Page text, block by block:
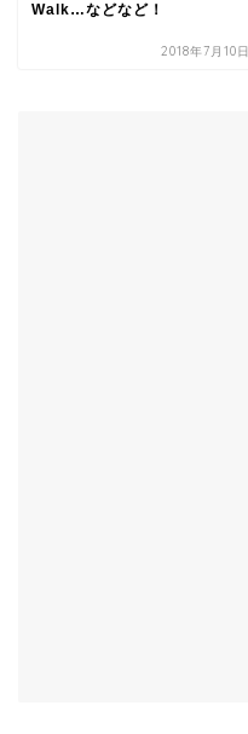
Walk…などなど！
2018年7月10日